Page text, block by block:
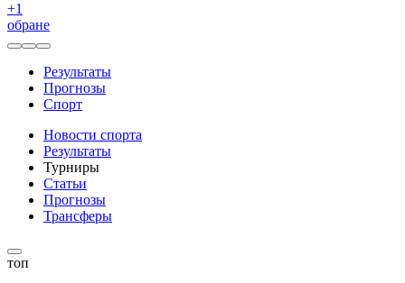
+1
обране
Результаты
Прогнозы
Спорт
Новости спорта
Результаты
Турниры
Статьи
Прогнозы
Трансферы
топ